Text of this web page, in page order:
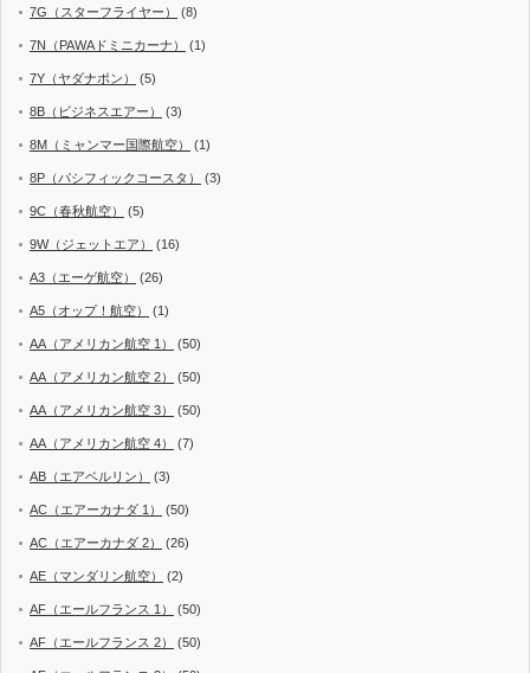
7G（スターフライヤー） (8)
7N（PAWAドミニカーナ） (1)
7Y（ヤダナポン） (5)
8B（ビジネスエアー） (3)
8M（ミャンマー国際航空） (1)
8P（パシフィックコースタ） (3)
9C（春秋航空） (5)
9W（ジェットエア） (16)
A3（エーゲ航空） (26)
A5（オップ！航空） (1)
AA（アメリカン航空 1） (50)
AA（アメリカン航空 2） (50)
AA（アメリカン航空 3） (50)
AA（アメリカン航空 4） (7)
AB（エアベルリン） (3)
AC（エアーカナダ 1） (50)
AC（エアーカナダ 2） (26)
AE（マンダリン航空） (2)
AF（エールフランス 1） (50)
AF（エールフランス 2） (50)